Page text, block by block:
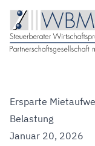
Ersparte
Belastung
Januar 20, 2026